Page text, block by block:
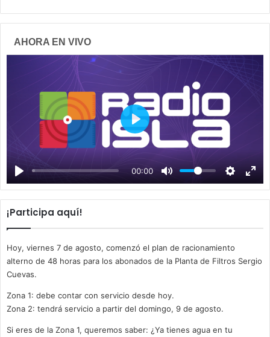
AHORA EN VIVO
00:00
P
a
y
¡Participa aquí!
Hoy, viernes 7 de agosto, comenzó el plan de racionamiento
alterno de 48 horas para los abonados de la Planta de Filtros Sergio
Cuevas.
Zona 1: debe contar con servicio desde hoy.
Zona 2: tendrá servicio a partir del domingo, 9 de agosto.
Si eres de la Zona 1, queremos saber: ¿Ya tienes agua en tu